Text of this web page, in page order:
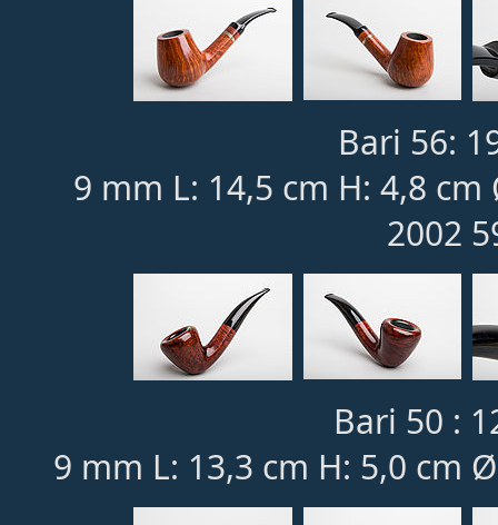
Bari 56:
9 mm L: 14,5 cm H: 4,8
2002
Bari 50 :
9 mm L: 13,3 cm H: 5,0 cm